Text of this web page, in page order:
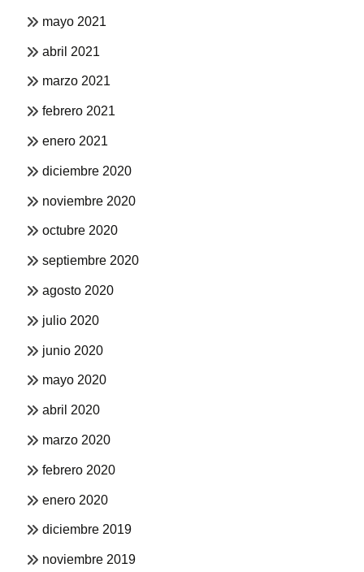
mayo 2021
abril 2021
marzo 2021
febrero 2021
enero 2021
diciembre 2020
noviembre 2020
octubre 2020
septiembre 2020
agosto 2020
julio 2020
junio 2020
mayo 2020
abril 2020
marzo 2020
febrero 2020
enero 2020
diciembre 2019
noviembre 2019